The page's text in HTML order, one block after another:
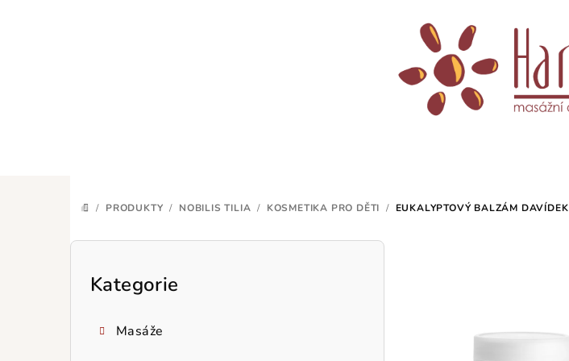
DOMŮ
/ PRODUKTY / NOBILIS TILIA / KOSMETIKA PRO DĚTI / EUKALYPTOVÝ BALZÁM DAVÍDEK
P
Přeskočit
Kategorie
Masáže